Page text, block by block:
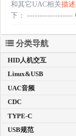
和其它UAC相关描
下： ------------------
分类导航
HID人机交互
Linux&USB
UAC音频
CDC
TYPE-C
USB规范